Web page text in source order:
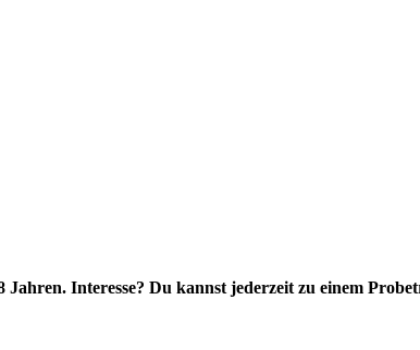
Interesse? Du kannst jederzeit zu einem